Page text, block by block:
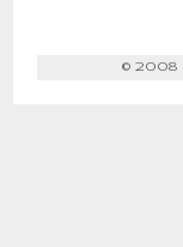
© 2008